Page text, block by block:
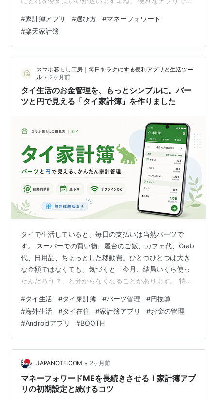
トの声で多かった悩みをもとに、無料・手入力・自動連
携・夫婦共有の4つの視点で、家計簿アプリの選び方を整
理していきます！ 家計簿アプリは無料で十分？まずは続
く形を選ぶ 手入力と自動連携、どっちが向いている？ 家
計簿アプリおすすめ5選と向いている人 無料版で始め
て、有料版はあとで考える 家計簿アプリは無…
#家計簿アプリ #選び方 #マネーフォワード
#楽天家計簿
スマホ暮らし工房｜毎日をラクにする便利アプリと生活ツー
ル • 2ヶ月前
タイ生活のお金管理を、もっとシンプルに。バー
ツと円で見える「タイ家計簿」を作りました
タイで生活していると、毎日の支払いは当然バーツで
す。 スーパーでの買い物、屋台のご飯、カフェ代、Grab
代、日用品、ちょっとした移動費。ひとつひとつは大き
な金額ではなくても、気づくと「今月、結局いくら使っ
たんだろう？」と分からなくなることがあります。 特に
理は意外と面倒です。 「今日は300B使った」「今週は
1,500Bくらいかな」「日本円だと、だいたいいくら？」
この計算を毎回スマホの電卓で行うのは、思った以上に
手間がかかります。 家計簿をつけたいのに、続かなかっ
た理由 私自身、これまでいくつかの家計簿アプリを試し
てきました。 ただ、便利そう…
#タイ生活 #タイ家計簿 #バーツ管理 #円換算
#海外生活 #タイ在住 #家計簿アプリ #お金の管理
#Androidアプリ #BOOTH
JAPANOTE.COM • 2ヶ月前
マネーフォワードMEを長続きさせる！家計簿アプ
リの初期設定と続けるコツ